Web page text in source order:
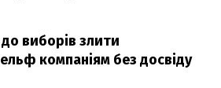
виборів злити
компаніям без досвіду